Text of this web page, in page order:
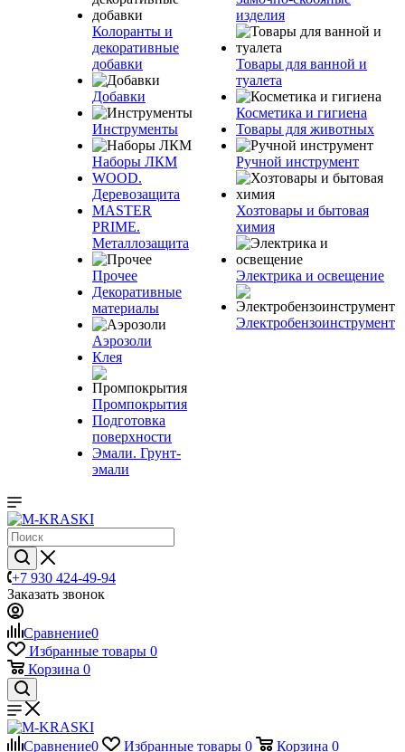
Колоранты и
декоративные
добавки
Добавки
Инструменты
Наборы ЛКМ
WOOD.
Деревозащита
MASTER
PRIME.
Металлозащита
Прочее
Декоративные
материалы
Аэрозоли
Клея
Промпокрытия
Подготовка
поверхности
Эмали. Грунт-
эмали
изделия
Товары для ванной и
туалета
Косметика и гигиена
Товары для животных
Ручной инструмент
Хозтовары и бытовая
химия
Электрика и освещение
Электробензоинструмент
+7 930 424-49-94
Заказать звонок
Сравнение0
Избранные товары 0
Корзина 0
Сравнение0 Избранные товары 0 Корзина 0